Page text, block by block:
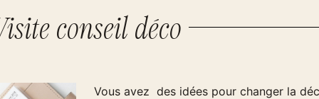
conseil déco
Vous avez des idées pour changer la